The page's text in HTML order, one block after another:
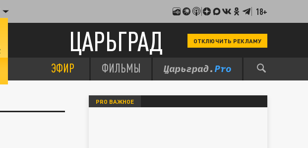
18+
ЦАРЬГРАД ОТКЛЮЧИТЬ РЕКЛАМУ
ЭФИР ФИЛЬМЫ
PRO ВАЖНОЕ